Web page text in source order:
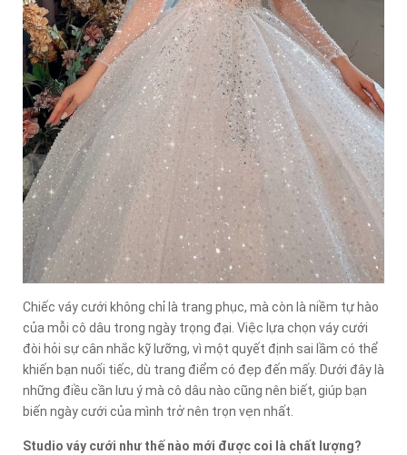
Chiếc váy cưới không chỉ là trang phục, mà còn là niềm tự hào
của mỗi cô dâu trong ngày trọng đại. Việc lựa chọn váy cưới
đòi hỏi sự cân nhắc kỹ lưỡng, vì một quyết định sai lầm có thể
khiến bạn nuối tiếc, dù trang điểm có đẹp đến mấy. Dưới đây là
những điều cần lưu ý mà cô dâu nào cũng nên biết, giúp bạn
biến ngày cưới của mình trở nên trọn vẹn nhất.
Studio váy cưới như thế nào mới được coi là chất lượng?